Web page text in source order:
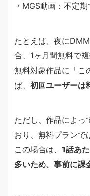
・MGS動画：不定
たとえば、夜に
合、1ヶ月間無料で
無料対象作品に「こ
ば、 初回ユーザーは
ただし、作品によっ
おり、無料プランで
この場合は、 1話あ
多いため、事前に課